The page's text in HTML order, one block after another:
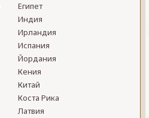
Египет
Индия
Ирландия
Испания
Йордания
Кения
Китай
Коста Рика
Латвия